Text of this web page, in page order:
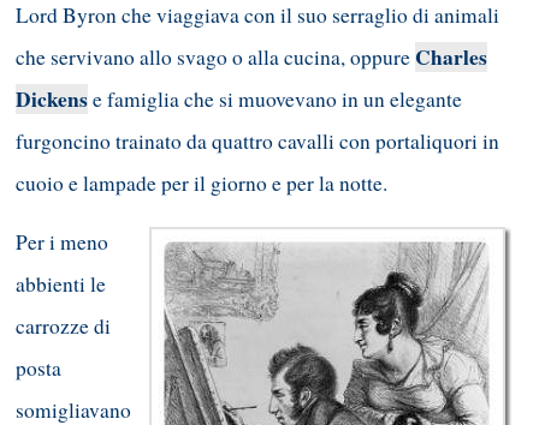
Lord Byron che viaggiava con il suo serraglio di animali
che servivano allo svago o alla cucina, oppure Charles
Dickense famiglia che si muovevano in un elegante
furgoncino trainato da quattro cavalli con portaliquori in
cuoio e lampade per il giorno e per la notte.
Per i meno
abbienti le
carrozze di
posta
somigliavano